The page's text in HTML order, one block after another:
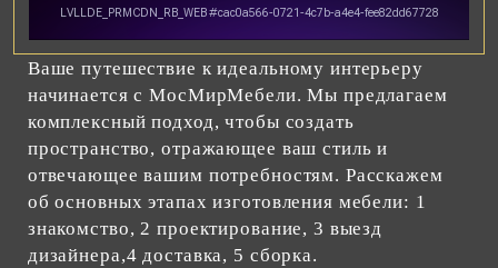
Ваше путешествие к идеальному интерьеру
начинается с МосМирМебели. Мы предлагаем
комплексный подход, чтобы создать
пространство, отражающее ваш стиль и
отвечающее вашим потребностям. Расскажем
об основных этапах изготовления мебели: 1
знакомство, 2 проектирование, 3 выезд
дизайнера,4 доставка, 5 сборка.